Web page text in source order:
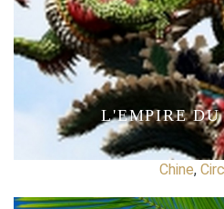
L'EMPIRE
Chine,